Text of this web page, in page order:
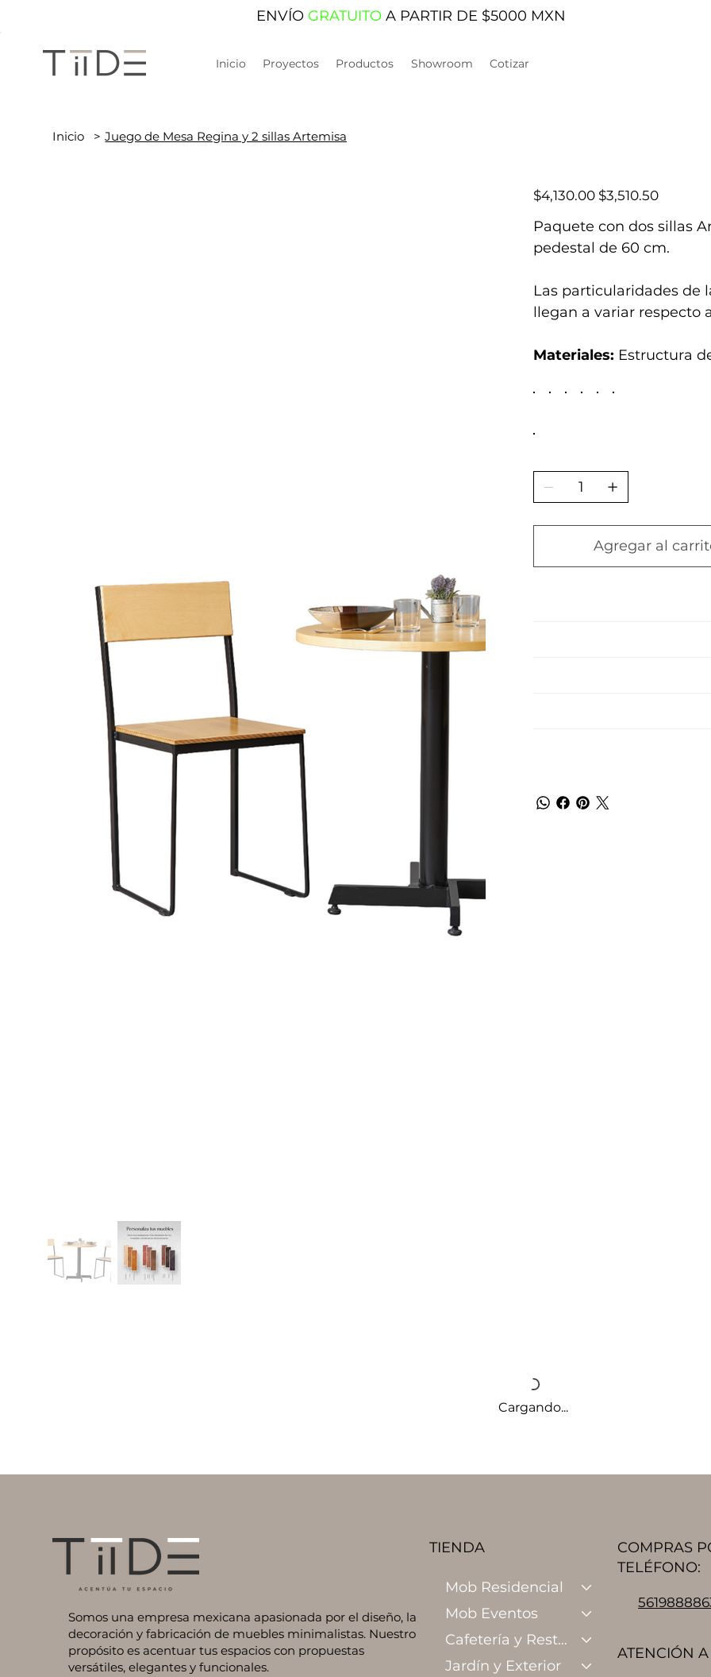
ENVÍO GRATUITOA PARTIR DE $5000 MXN
Inicio Proyectos Productos Showroom Cotizar
Inicio > Juego de Mesa Regina y 2 sillas Artemisa
Precio
original
$4,130.00 Precio
de
$3,510.50
Paquete con dos sillas
pedestal de 60 cm.
Las particularidades de
llegan a variar respecto
Materiales: Estructura
Agregar al
Cargando...
Somos una empresa mexicana apasionada por el diseño, la
decoración y fabricación de muebles minimalistas. Nuestro
propósito es acentuar tus espacios con propuestas
versátiles, elegantes y funcionales.
TIENDA
Mob Residencial
Mob Eventos
Cafetería y Restaurante
Jardín y Exterior
COMPRAS
TELÉFONO:
ATENCIÓN